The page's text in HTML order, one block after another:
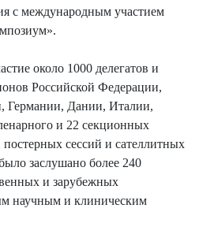
с международным участием
около 1000 делегатов и
Российской Федерации,
Германии, Дании, Италии,
и 22 секционных
постерных сессий и сателлитных
заслушано более 240
и зарубежных
научным и клиническим